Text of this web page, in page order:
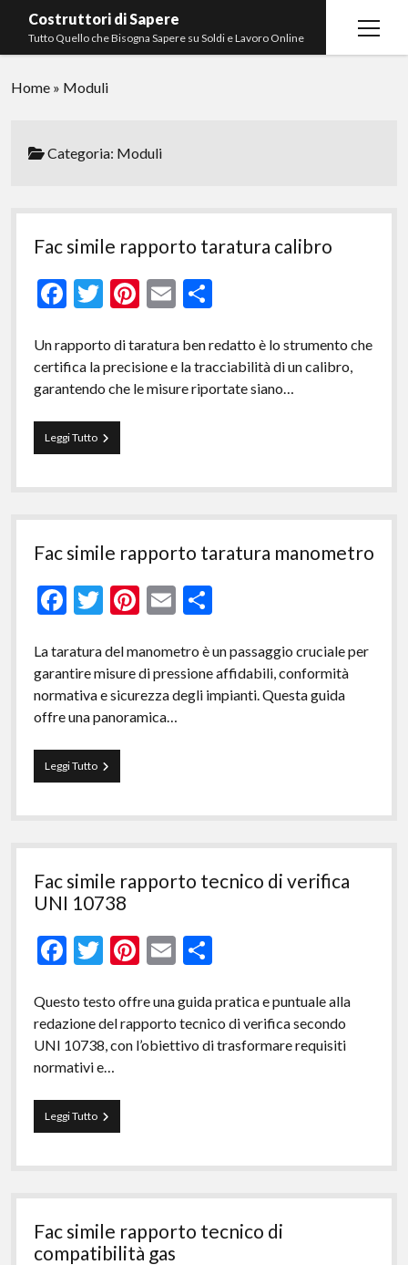
Costruttori di Sapere
Tutto Quello che Bisogna Sapere su Soldi e Lavoro Online
open
Contatti
Home » Moduli
Categoria: Moduli
Fac simile rapporto taratura calibro​
F
e
b
o
T
itt
er
Pi
er
es
E
ai
l
C
n
di
Un rapporto di taratura ben redatto è lo strumento che
certifica la precisione e la tracciabilità di un calibro,
garantendo che le misure riportate siano…
Leggi TuttoFac
simile
taratura
Fac simile rapporto taratura manometro​
F
e
b
o
o
k
T
itt
er
Pi
er
es
t
E
ai
l
C
n
di
La taratura del manometro è un passaggio cruciale per
garantire misure di pressione affidabili, conformità
normativa e sicurezza degli impianti. Questa guida
offre una panoramica…
Leggi TuttoFac
simile
taratura
Fac simile rapporto tecnico di verifica
UNI 10738​
F
e
b
o
o
k
T
itt
er
Pi
er
es
E
ai
l
C
n
di
Questo testo offre una guida pratica e puntuale alla
redazione del rapporto tecnico di verifica secondo
UNI 10738, con l’obiettivo di trasformare requisiti
normativi e…
Leggi TuttoFac
simile
tecnico
verifica
10738​
Fac simile rapporto tecnico di
compatibilità gas​